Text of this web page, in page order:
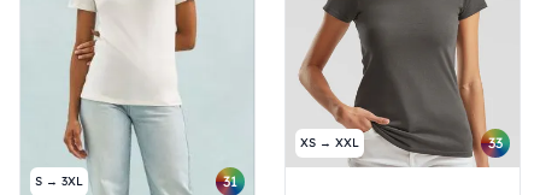
S → 3XL 31
XS → XXL 33